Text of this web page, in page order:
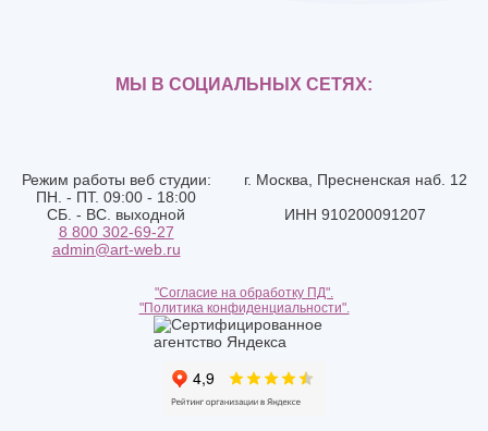
Режим работы веб студии:
ПН. - ПТ. 09:00 - 18:00
СБ. - ВС. выходной
8 800 302-69-27
admin@art-web.ru
г. Москва, Пресненская наб. 12
ИНН 910200091207
"Согласие на обработку ПД".
"Политика конфиденциальности".
МЫ В СОЦИАЛЬНЫХ СЕТЯХ: